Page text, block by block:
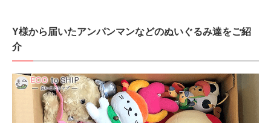
Y様から届いたアンパンマンなどのぬいぐるみ達をご紹
介